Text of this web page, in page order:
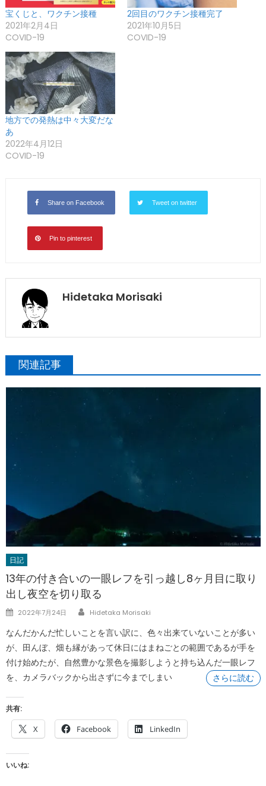
宝くじと、ワクチン接種
2021年2月4日
COVID-19
2回目のワクチン接種完了
2021年10月5日
COVID-19
地方での発熱は中々大変だな
あ
2022年4月12日
COVID-19
Share on Facebook Tweet on twitter
Pin to pinterest
Hidetaka Morisaki
関連記事
日記
13年の付き合いの一眼レフを引っ越し8ヶ月目に取り
出し夜空を切り取る
Posted
2022年7月24日 Author
Hidetaka Morisaki
なんだかんだ忙しいことを言い訳に、色々出来ていないことが多い
が、田んぼ、畑も縁があって休日にはまねごとの範囲であるが手を
付け始めたが、自然豊かな景色を撮影しようと持ち込んだ一眼レフ
を、カメラバックから出さずに今までしまい
さらに読む
共有:
X Facebook LinkedIn
いいね: